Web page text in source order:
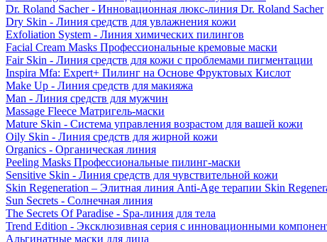
Dr. Roland Sacher - Инновационная люкс-линия Dr. Roland Sacher
Dry Skin - Линия средств для увлажнения кожи
Exfoliation System - Линия химических пилингов
Facial Cream Masks Профессиональные кремовые маски
Fair Skin - Линия средств для кожи с проблемами пигментации
Inspira Mfa: Expert+ Пилинг на Основе Фруктовых Кислот
Make Up - Линия средств для макияжа
Man - Линия средств для мужчин
Massage Fleece Матригель-маски
Mature Skin - Система управления возрастом для вашей кожи
Oily Skin - Линия средств для жирной кожи
Organics - Органическая линия
Peeling Masks Профессиональные пилинг-маски
Sensitive Skin - Линия средств для чувствительной кожи
Skin Regeneration – Элитная линия Anti-Age терапии Skin
Sun Secrets - Солнечная линия
The Secrets Of Paradise - Spa-линия для тела
Trend Edition - Эксклюзивная серия с инновационными
Альгинатные маски для лица